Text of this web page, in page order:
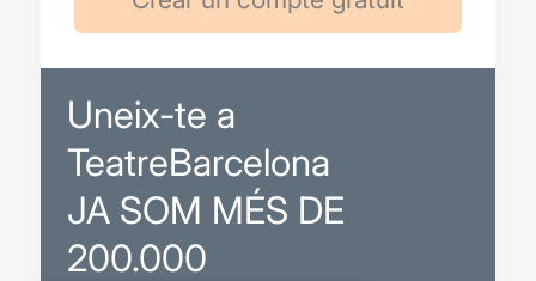
Uneix-te a
TeatreBarcelona
JA SOM MÉS DE
200.000